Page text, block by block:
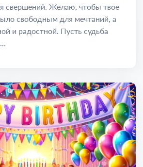
свершений. Желаю, чтобы твое
свободным для мечтаний, а
и радостной. Пусть судьба